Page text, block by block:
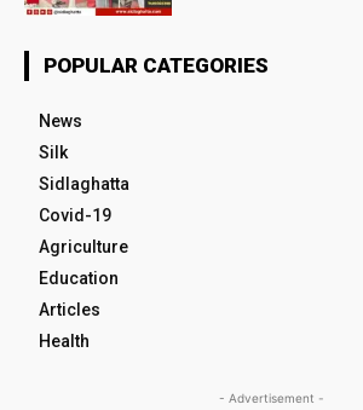
POPULAR CATEGORIES
News
Silk
Sidlaghatta
Covid-19
Agriculture
Education
Articles
Health
- Advertisement -